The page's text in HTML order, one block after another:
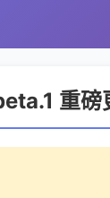
重磅